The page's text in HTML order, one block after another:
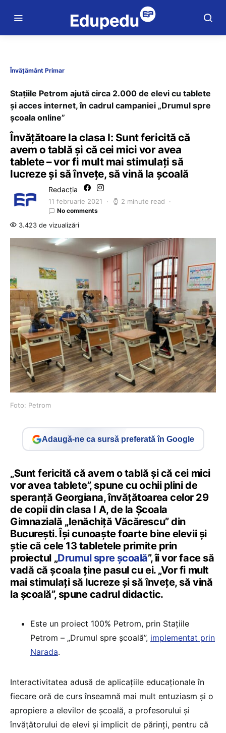
Învățământ Primar
Stațiile Petrom ajută circa 2.000 de elevi cu tablete
și acces internet, în cadrul campaniei „Drumul spre
școala online”
Învățătoare la clasa I: Sunt fericită că
avem o tablă și că cei mici vor avea
tablete – vor fi mult mai stimulați să
lucreze și să învețe, să vină la școală
Redacția
11 februarie 2021 2 minute read
No comments
3.423 de vizualizări
Foto: Petrom
Adaugă-ne ca sursă preferată în Google
„Sunt fericită că avem o tablă și că cei mici
vor avea tablete”, spune cu ochii plini de
speranță Georgiana, învățătoarea celor 29
de copii din clasa I A, de la Școala
Gimnazială „Ienăchiță Văcărescu” din
București. Își cunoaște foarte bine elevii și
știe că cele 13 tabletele primite prin
proiectul „Drumul spre școală”, îi vor face să
vadă că școala ține pasul cu ei. „Vor fi mult
mai stimulați să lucreze și să învețe, să vină
la școală”, spune cadrul didactic.
Este un proiect 100% Petrom, prin Stațiile
Petrom – „Drumul spre școală”, implementat prin
Narada.
Interactivitatea adusă de aplicațiile educaționale în
fiecare oră de curs înseamnă mai mult entuziasm și o
apropiere a elevilor de școală, a profesorului și
învățătorului de elevi și implicit de părinți, pentru că